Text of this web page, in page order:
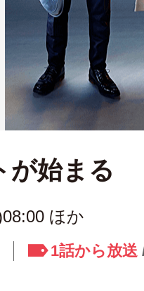
が始まる
ほか
1話から放送